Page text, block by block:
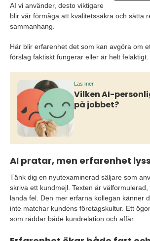
AI vi använder, desto viktigare
blir vår förmåga att kvalitetssäkra och sätta
sammanhang.
Här blir erfarenhet det som kan avgöra om
förslag faktiskt fungerar eller är helt felaktigt.
Läs mer
Vilken AI-
på jobbet?
AI pratar, men erfarenhet
Tänk dig en nyutexaminerad säljare som
skriva ett kundmejl. Texten är
landa fel. Den mer erfarna kollegan känner
inte matchar kundens företagskultur. Ett
som räddar både kundrelation och affär.